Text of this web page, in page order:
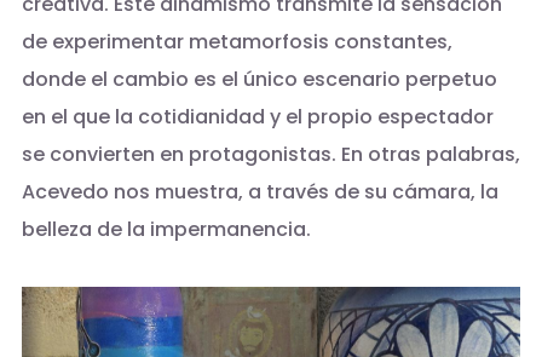
de experimentar metamorfosis constantes,
donde el cambio es el único escenario perpetuo
en el que la cotidianidad y el propio espectador
se convierten en protagonistas. En otras palabras,
Acevedo nos muestra, a través de su cámara, la
belleza de la impermanencia.